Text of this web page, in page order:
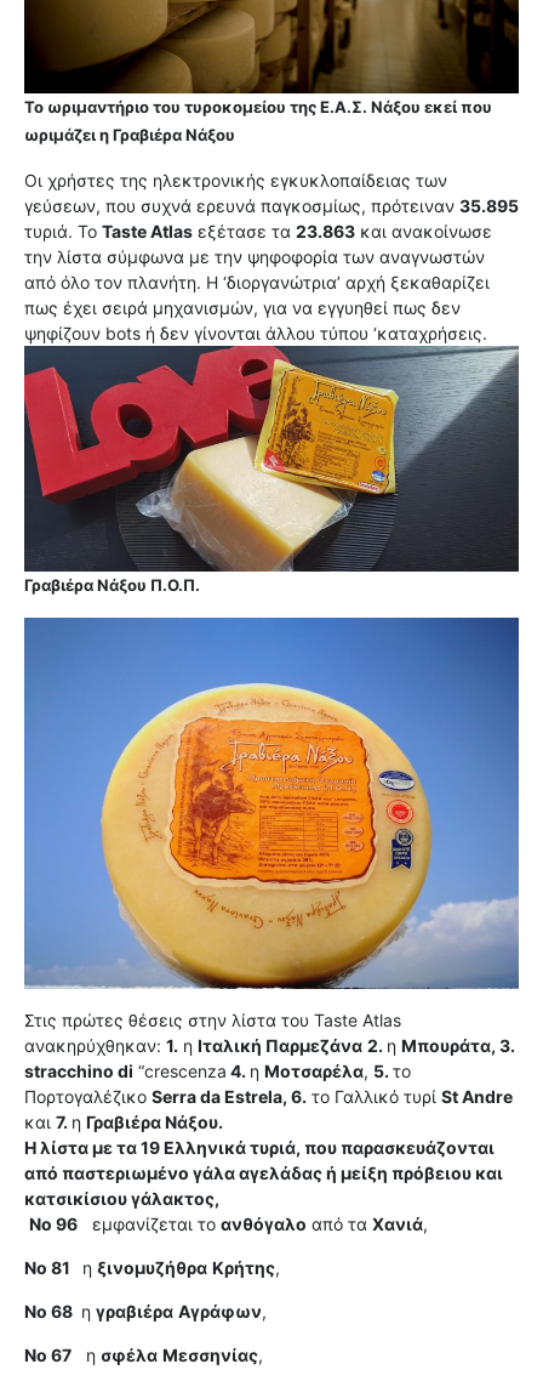
Το ωριμαντήριο του τυροκομείου της Ε.Α.Σ. Νάξου εκεί που
ωριμάζει η Γραβιέρα Νάξου
Οι χρήστες της ηλεκτρονικής εγκυκλοπαίδειας των
γεύσεων, που συχνά ερευνά παγκοσμίως, πρότειναν 35.895
τυριά. Το Taste Atlas εξέτασε τα 23.863 και ανακοίνωσε
την λίστα σύμφωνα με την ψηφοφορία των αναγνωστών
από όλο τον πλανήτη. Η ‘διοργανώτρια’ αρχή ξεκαθαρίζει
πως έχει σειρά μηχανισμών, για να εγγυηθεί πως δεν
ψηφίζουν bots ή δεν γίνονται άλλου τύπου ‘καταχρήσεις.
Γραβιέρα Νάξου Π.Ο.Π.
Στις πρώτες θέσεις στην λίστα του Taste Atlas
ανακηρύχθηκαν: 1. η Ιταλική Παρμεζάνα 2. η Μπουράτα, 3.
stracchino di “crescenza 4. η Μοτσαρέλα, 5. το
Πορτογαλέζικο Serra da Estrela, 6. το Γαλλικό τυρί St Andre
και 7. η Γραβιέρα Νάξου.
Η λίστα με τα 19 Ελληνικά τυριά, που παρασκευάζονται
από παστεριωμένο γάλα αγελάδας ή μείξη πρόβειου και
κατσικίσιου γάλακτος,
Νο 96 εμφανίζεται το ανθόγαλο από τα Χανιά,
Νο 81 η ξινομυζήθρα Κρήτης,
Νο 68 η γραβιέρα Αγράφων,
Νο 67 η σφέλα Μεσσηνίας,